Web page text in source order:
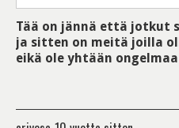
Tää on jännä että jotkut
ja sitten on meitä joilla
eikä ole yhtään